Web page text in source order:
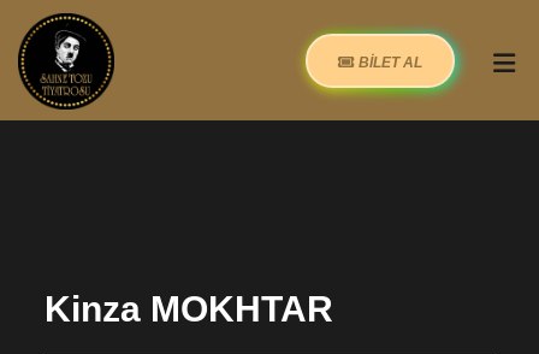
BİLET AL
Kinza MOKHTAR